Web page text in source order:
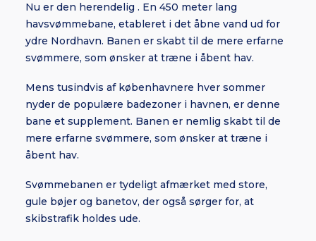
Nu er den herendelig . En 450 meter lang
havsvømmebane, etableret i det åbne vand ud for
ydre Nordhavn. Banen er skabt til de mere erfarne
svømmere, som ønsker at træne i åbent hav.
Mens tusindvis af københavnere hver sommer
nyder de populære badezoner i havnen, er denne
bane et supplement. Banen er nemlig skabt til de
mere erfarne svømmere, som ønsker at træne i
åbent hav.
Svømmebanen er tydeligt afmærket med store,
gule bøjer og banetov, der også sørger for, at
skibstrafik holdes ude.